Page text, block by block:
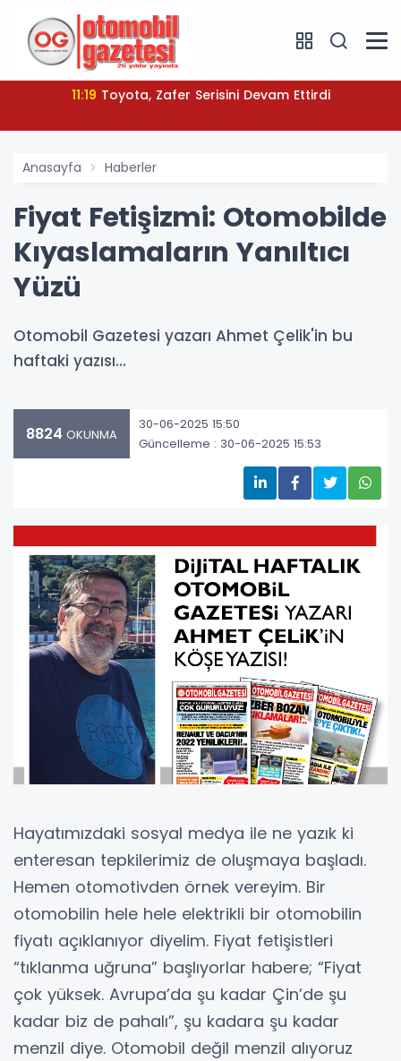
11:19 Toyota, Zafer Serisini Devam Ettirdi
Anasayfa Haberler
Fiyat Fetişizmi: Otomobilde
Kıyaslamaların Yanıltıcı
Yüzü
Otomobil Gazetesi yazarı Ahmet Çelik'in bu
haftaki yazısı...
8824 OKUNMA
30-06-2025 15:50
Güncelleme : 30-06-2025 15:53
Hayatımızdaki sosyal medya ile ne yazık ki
enteresan tepkilerimiz de oluşmaya başladı.
Hemen otomotivden örnek vereyim. Bir
otomobilin hele hele elektrikli bir otomobilin
fiyatı açıklanıyor diyelim. Fiyat fetişistleri
“tıklanma uğruna” başlıyorlar habere; “Fiyat
çok yüksek. Avrupa’da şu kadar Çin’de şu
kadar biz de pahalı”, şu kadara şu kadar
menzil diye. Otomobil değil menzil alıyoruz